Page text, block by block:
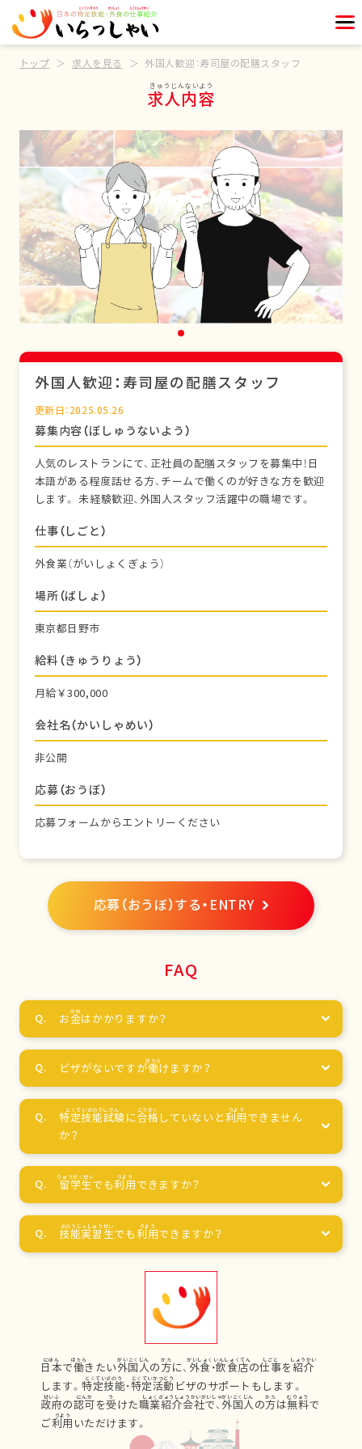
トップ 求人を見る 外国人歓迎：寿司屋の配膳スタッフ
求人内容
外国人歓迎：寿司屋の配膳スタッフ
更新日：2025.05.26
募集内容（ぼしゅうないよう）
人気のレストランにて、正社員の配膳スタッフを募集中！日
本語がある程度話せる方、チームで働くのが好きな方を歓迎
します。 未経験歓迎、外国人スタッフ活躍中の職場です。
仕事（しごと）
外食業（がいしょくぎょう）
場所（ばしょ）
東京都日野市
給料（きゅうりょう）
月給￥300,000
会社名（かいしゃめい）
非公開
応募（おうぼ）
応募フォームからエントリーください
応募（おうぼ）する・ENTRY
FAQ
お金はかかりますか？
ビザがないですが働けますか？
特定技能試験に合格 していないと利用 できません
か？
留学生でも利用 できますか？
技能実習生でも利用できますか？
日本で働きたい外国人の方に、 外食 ・飲食店の仕事を紹介
します。特定技能・特定活動 ビザのサポートもします。
政府の認可を受けた職業紹介会社で、 外国人の方は無料で
ご利用 いただけます。